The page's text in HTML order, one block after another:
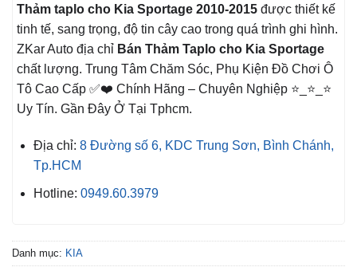
Thảm taplo cho Kia Sportage 2010-2015 được thiết kế
tinh tế, sang trọng, độ tin cây cao trong quá trình ghi hình.
ZKar Auto địa chỉ Bán Thảm Taplo cho Kia Sportage
chất lượng. Trung Tâm Chăm Sóc, Phụ Kiện Đồ Chơi Ô
Tô Cao Cấp ✅❤️ Chính Hãng – Chuyên Nghiệp ⭐_⭐_⭐
Uy Tín. Gần Đây Ở Tại Tphcm.
Địa chỉ: 8 Đường số 6, KDC Trung Sơn, Bình Chánh,
Tp.HCM
Hotline: 0949.60.3979
Danh mục: KIA